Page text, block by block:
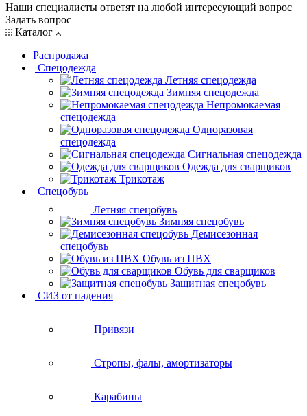
Наши специалисты ответят на любой интересующий вопрос
Задать вопрос
Каталог
Распродажа
Спецодежда
Летняя спецодежда
Зимняя спецодежда
Непромокаемая
спецодежда
Одноразовая
спецодежда
Сигнальная спецодежда
Одежда для сварщиков
Трикотаж
Спецобувь
Летняя спецобувь
Зимняя спецобувь
Демисезонная
спецобувь
Обувь из ПВХ
Обувь для сварщиков
Защитная спецобувь
СИЗ от падения
Привязи
Стропы, фалы, амортизаторы
Карабины